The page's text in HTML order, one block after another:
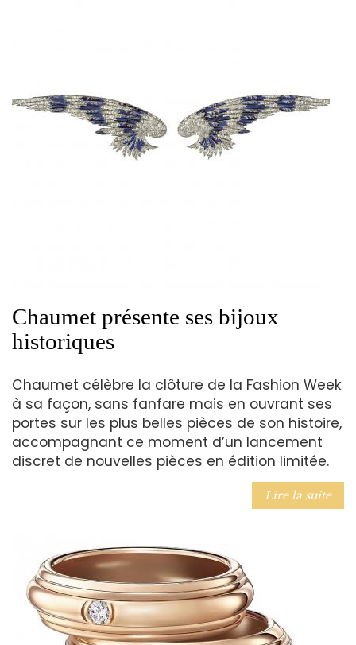
Chaumet présente ses bijoux
historiques
Chaumet célèbre la clôture de la Fashion Week
à sa façon, sans fanfare mais en ouvrant ses
portes sur les plus belles pièces de son histoire,
accompagnant ce moment d’un lancement
discret de nouvelles pièces en édition limitée.
Lire la suite